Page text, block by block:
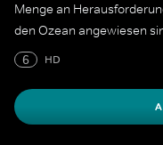
Menge an
den Ozean angewiesen
6
HD